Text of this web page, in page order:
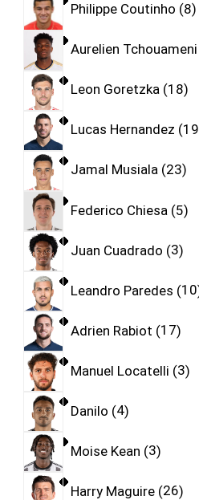
Philippe Coutinho 8
Aurelien Tchouameni
Leon Goretzka 18
Lucas Hernandez 19
Jamal Musiala 23
Federico Chiesa 5
Juan Cuadrado 3
Leandro Paredes 10
Adrien Rabiot 17
Manuel Locatelli 3
Danilo 4
Moise Kean 3
Harry Maguire 26